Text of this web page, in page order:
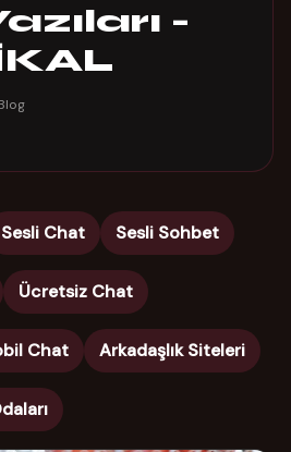
-
Sesli Chat Sesli Sohbet
Ücretsiz Chat
Chat Arkadaşlık Siteleri